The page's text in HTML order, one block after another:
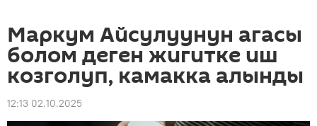
Маркум Айсулуунун агасы
болом деген жигитке иш
козголуп, камакка алынды
12:13 02.10.2025